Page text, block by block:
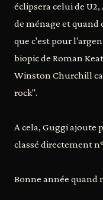
éclipsera celui de
de ménage et
que c'est pour
biopic de Roman
Winston Churchill
rock".
A cela, Guggi ajoute
classé directement
Bonne année quand